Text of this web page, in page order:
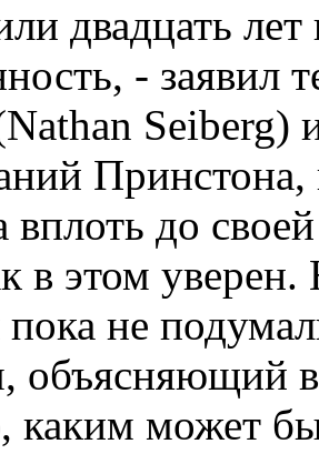
двадцать
- заявил
Seiberg)
вплоть до
в этом уверен.
не
объясняющий
может